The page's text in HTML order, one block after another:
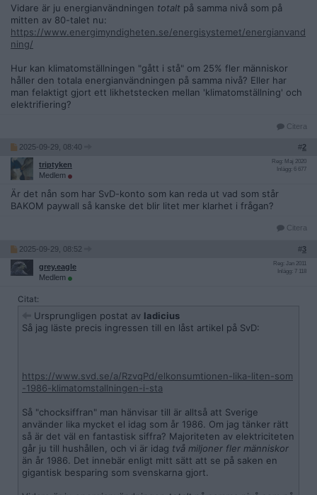
Vidare är ju energianvändningen totalt på samma nivå som på
mitten av 80-talet nu:
https://www.energimyndigheten.se/energisystemet/energianvand
ning/
Hur kan klimatomställningen "gått i stå" om 25% fler människor
håller den totala energianvändningen på samma nivå? Eller har
man felaktigt gjort ett likhetstecken mellan 'klimatomställning' och
elektrifiering?
Citera
2025-09-29, 08:40 #2
triptyken
Medlem
Reg: Maj 2020
Inlägg: 6 677
Är det nån som har SvD-konto som kan reda ut vad som står
BAKOM paywall så kanske det blir litet mer klarhet i frågan?
Citera
2025-09-29, 08:52 #3
grey.eagle
Medlem
Reg: Jan 2011
Inlägg: 7 118
Citat:
Ursprungligen postat av ladicius
Så jag läste precis ingressen till en låst artikel på SvD:
https://www.svd.se/a/RzvqPd/elkonsumtionen-lika-liten-som
-1986-klimatomstallningen-i-sta
Så "chocksiffran" man hänvisar till är alltså att Sverige
använder lika mycket el idag som år 1986. Om jag tänker rätt
så är det väl en fantastisk siffra? Majoriteten av elektriciteten
går ju till hushållen, och vi är idag två miljoner fler människor
än år 1986. Det innebär enligt mitt sätt att se på saken en
gigantisk besparing som svenskarna gjort.